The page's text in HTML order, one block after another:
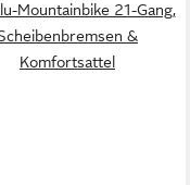
Mountainbike 21-Gang,
&
Komfortsattel